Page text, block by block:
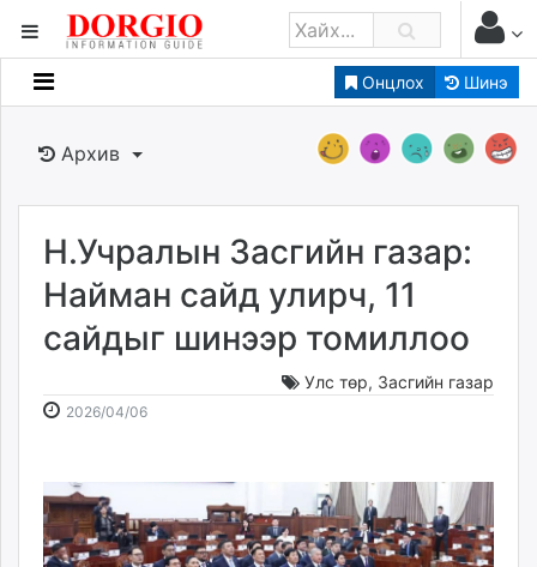
Онцлох Шинэ
Мэдээллийн
Банк санхүү
Бизнес ААН
Төрийн
Нийслэлийн
dorgio.mn
caak.mn
Baabar.mn
tovch.mn
ikon.mn
Архив
Н.Учралын Засгийн газар:
Найман сайд улирч, 11
сайдыг шинээр томиллоо
Улс төр, Засгийн газар
2026/04/062026-
2026-